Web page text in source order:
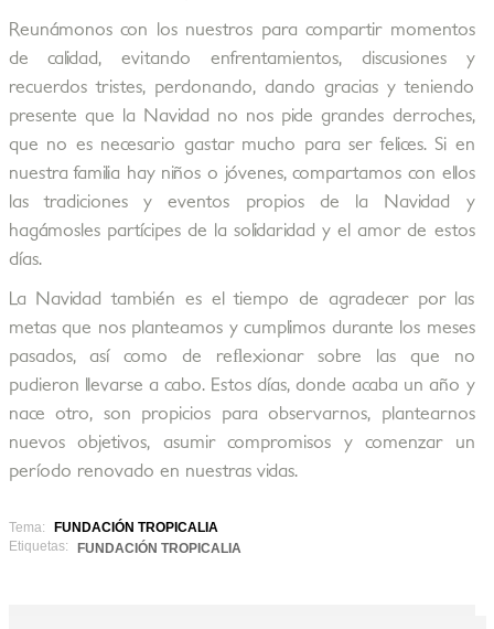
Reunámonos con los nuestros para compartir momentos
de calidad, evitando enfrentamientos, discusiones y
recuerdos tristes, perdonando, dando gracias y teniendo
presente que la Navidad no nos pide grandes derroches,
que no es necesario gastar mucho para ser felices. Si en
nuestra familia hay niños o jóvenes, compartamos con ellos
las tradiciones y eventos propios de la Navidad y
hagámosles partícipes de la solidaridad y el amor de estos
días.
La Navidad también es el tiempo de agradecer por las
metas que nos planteamos y cumplimos durante los meses
pasados, así como de reﬂexionar sobre las que no
pudieron llevarse a cabo. Estos días, donde acaba un año y
nace otro, son propicios para observarnos, plantearnos
nuevos objetivos, asumir compromisos y comenzar un
período renovado en nuestras vidas.
Tema:
FUNDACIÓN TROPICALIA
Etiquetas:
FUNDACIÓN TROPICALIA